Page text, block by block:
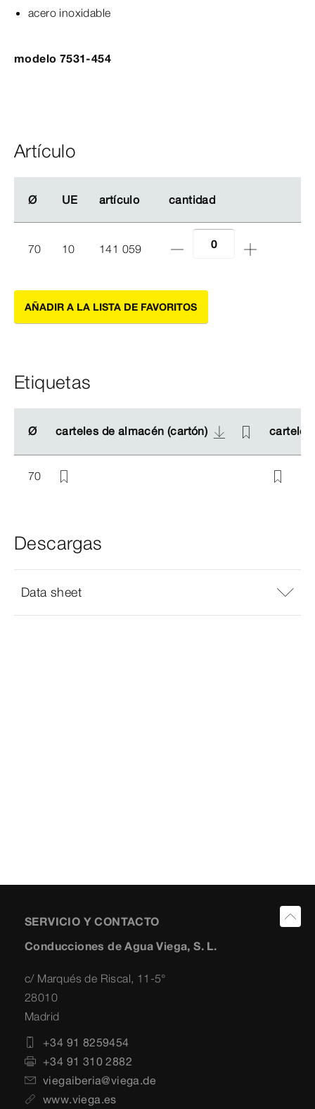
acero inoxidable
modelo 7531-454
Artículo
Ø UE artículo cantidad
Ø UE artículo cantidad
70 10 141 059
AÑADIR A LA LISTA DE FAVORITOS
Etiquetas
Ø carteles de almacén (cartón)
Ø carteles de almacén (cartón)
70
Descargas
Data sheet
SERVICIO Y CONTACTO
Conducciones de Agua Viega, S. L.
c/ Marqués de Riscal, 11-5°
28010
Madrid
+34 91 8259454
+34 91 310 2882
viegaiberia@viega.de
www.viega.es